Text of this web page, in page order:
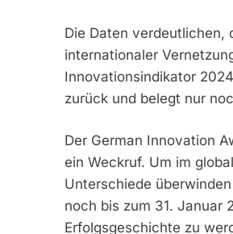
Die Daten verdeutlichen,
internationaler
Innovationsindikator
zurück und belegt nur
Der German Innovation
ein Weckruf. Um im
Unterschiede
noch bis zum 31. Januar
Erfolgsgeschichte zu